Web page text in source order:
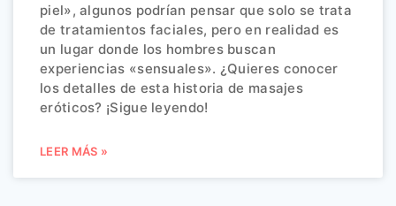
piel», algunos podrían pensar que solo se trata
de tratamientos faciales, pero en realidad es
un lugar donde los hombres buscan
experiencias «sensuales». ¿Quieres conocer
los detalles de esta historia de masajes
eróticos? ¡Sigue leyendo!
LEER MÁS »